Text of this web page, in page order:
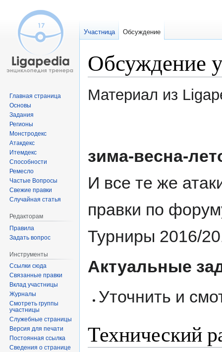
Обсуждение
Материал из
зима-весна-
И все те же
правки по
Турниры 2016/
Актуальные
Уточнить и
Технический
Участница Обсуждение
Главная страница
Основы
Задания
Регионы
Монстродекс
Атакдекс
Итемдекс
Способности
Ремесло
Частые Вопросы
Свежие правки
Случайная статья
Редакторам
Правила
Задать вопрос
Инструменты
Ссылки сюда
Связанные правки
Вклад участницы
Журналы
Смотреть группы
участницы
Служебные страницы
Версия для печати
Постоянная ссылка
Сведения о странице